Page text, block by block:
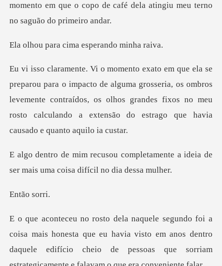
momento em que o copo de café dela
cima esperand
alguma grosseria, os ombros
levemente contraídos, os olhos grandes fixos no meu
r
letamente a ideia de
ser mais uma
o so
sta que eu havia visto em anos dentro
daquele edifício cheio de pesso